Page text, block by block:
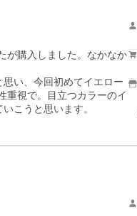
が購入しました。なかなか
い、今回初めてイエロー
重視で。目立つカラーのイ
こうと思います。